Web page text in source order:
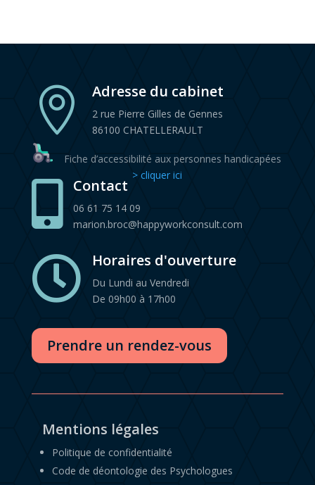
 Adresse du cabinet
2 rue Pierre Gilles de Gennes
86100 CHATELLERAULT
Fiche d’accessibilité aux personnes handicapées
> cliquer ici
 Contact
06 61 75 14 09
marion.broc@happyworkconsult.com
 Horaires d'ouverture
Du Lundi au Vendredi
De 09h00 à 17h00
Prendre un rendez-vous
Mentions légales
Politique de confidentialité
Code de déontologie des Psychologues